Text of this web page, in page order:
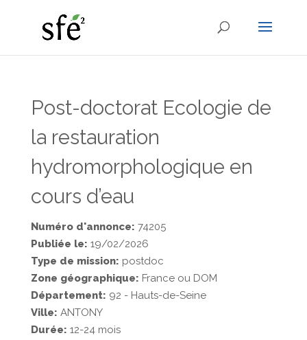
Post-doctorat Ecologie de
la restauration
hydromorphologique en
cours d’eau
Numéro d'annonce: 74205
Publiée le: 19/02/2026
Type de mission: postdoc
Zone géographique: France ou DOM
Département: 92 - Hauts-de-Seine
Ville: ANTONY
Durée: 12-24 mois